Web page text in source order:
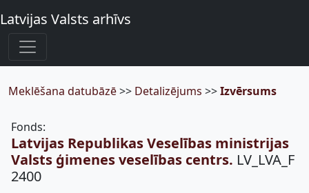
Latvijas Valsts arhīvs
Meklēšana datubāzē>> Detalizējums >>Izvērsums
Fonds:
Latvijas Republikas Veselības ministrijas
Valsts ģimenes veselības centrs. LV_LVA_F
2400